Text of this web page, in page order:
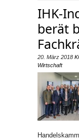
IHK-
berät
20. März 2018
Wirtschaft